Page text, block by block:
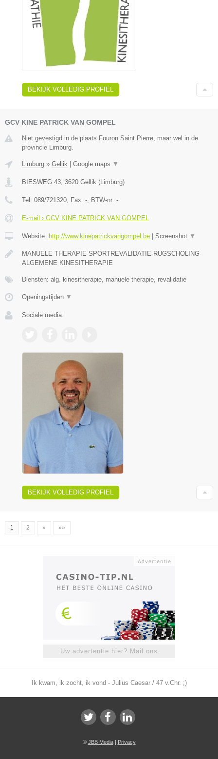
BEKIJK VOLLEDIG PROFIEL
GCV KINE PATRICK VAN GOMPEL
Niet gevestigd in de plaats Fouron Saint Pierre, maar wel in de
provincie Limburg.
Limburg » Gellik Google maps ▼
BIESWEG 43, 3620 Gellik (Limburg)
Tel: 089/721320, Fax: -, BTW-nr: -
E-mail › GCV KINE PATRICK VAN GOMPEL
Website: http://www.kinepatrickvangompel.be Screenshot ▼
MANUELE THERAPIE-SPORTREVALIDATIE-RUGSCHOLING-
ALGEMENE KINESITHERAPIE
Diensten: alg. kinesitherapie, manuele therapie, revalidatie
Openingstijden ▼
Sociale media:
BEKIJK VOLLEDIG PROFIEL
1 2 » »»
Uw advertentie hier? Mail ons
Ik kwam, ik zocht, ik vond - Julius Caesar / 47 v.Chr. ;)
© JBB Media| Privacy